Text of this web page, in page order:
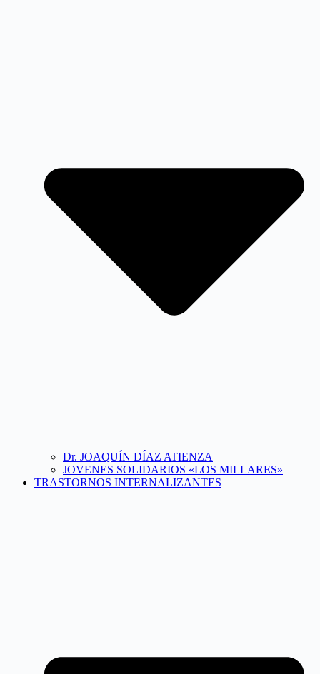
Dr. JOAQUÍN DÍAZ ATIENZA
JOVENES SOLIDARIOS «LOS MILLARES»
TRASTORNOS INTERNALIZANTES